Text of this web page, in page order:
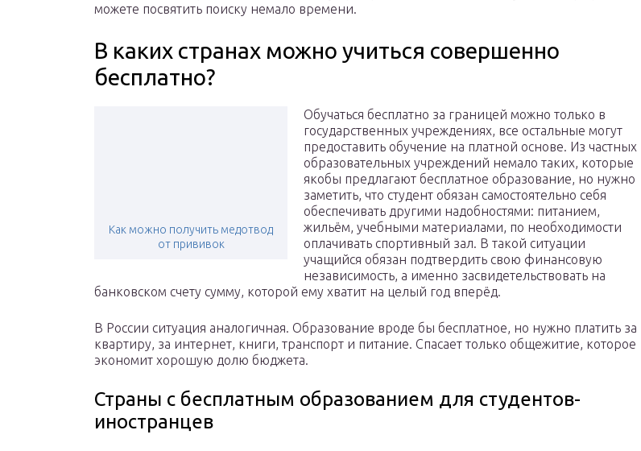
можете посвятить поиску немало времени.
В каких странах можно учиться совершенно
бесплатно?
Как можно получить медотвод
от прививок
Обучаться бесплатно за границей можно только в
государственных учреждениях, все остальные могут
предоставить обучение на платной основе. Из частных
образовательных учреждений немало таких, которые
якобы предлагают бесплатное образование, но нужно
заметить, что студент обязан самостоятельно себя
обеспечивать другими надобностями: питанием,
жильём, учебными материалами, по необходимости
оплачивать спортивный зал. В такой ситуации
учащийся обязан подтвердить свою финансовую
независимость, а именно засвидетельствовать на
банковском счету сумму, которой ему хватит на целый год вперёд.
В России ситуация аналогичная. Образование вроде бы бесплатное, но нужно платить за
квартиру, за интернет, книги, транспорт и питание. Спасает только общежитие, которое
экономит хорошую долю бюджета.
Страны с бесплатным образованием для студентов-
иностранцев